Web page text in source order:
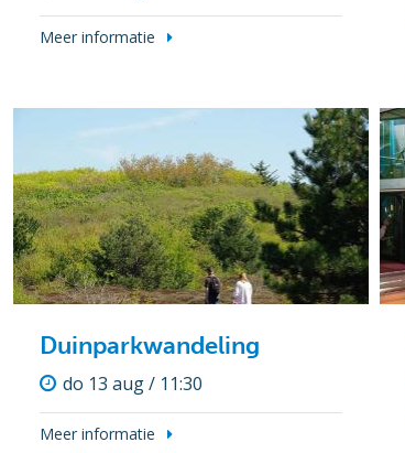
Meer informatie
Duinparkwandeling
do 13 aug / 11:30
Meer informatie